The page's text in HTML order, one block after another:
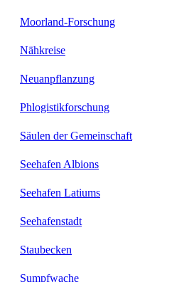
Moorland-Forschung
Nähkreise
Neuanpflanzung
Phlogistikforschung
Säulen der Gemeinschaft
Seehafen Albions
Seehafen Latiums
Seehafenstadt
Staubecken
Sumpfwache